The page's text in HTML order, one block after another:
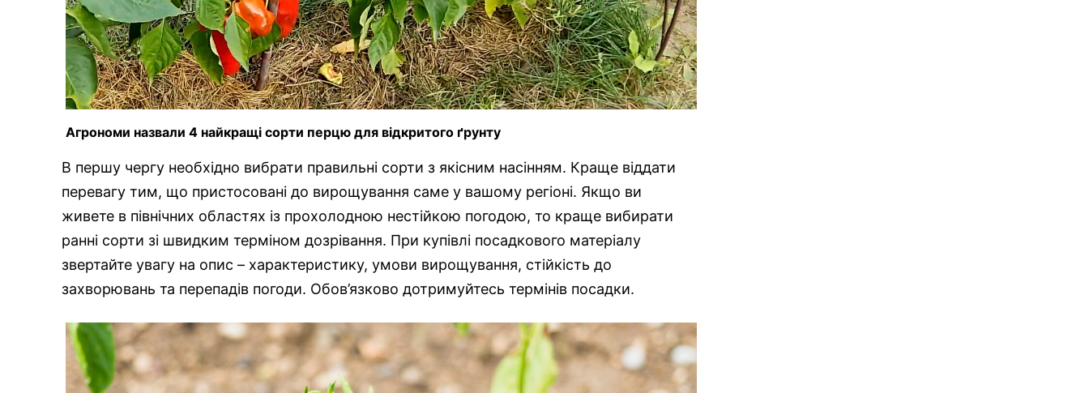
Агрономи назвали 4 найкращі сорти перцю для відкритого ґрунту
В першу чергу необхідно вибрати правильні сорти з якісним насінням. Краще віддати
перевагу тим, що пристосовані до вирощування саме у вашому регіоні. Якщо ви
живете в північних областях із прохолодною нестійкою погодою, то краще вибирати
ранні сорти зі швидким терміном дозрівання. При купівлі посадкового матеріалу
звертайте увагу на опис – характеристику, умови вирощування, стійкість до
захворювань та перепадів погоди. Обов’язково дотримуйтесь термінів посадки.